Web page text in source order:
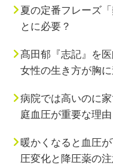
夏の定番フレーズ
とに必要？
髙田郁『志記』を
女性の生き方が胸
病院では高いのに
庭血圧が重要な理
暖かくなると血圧
圧変化と降圧薬の